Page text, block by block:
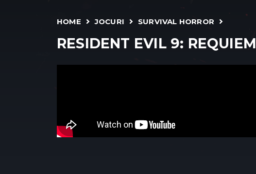
HOME JOCURI SURVIVAL HORROR
RESIDENT EVIL 9: REQUIEM